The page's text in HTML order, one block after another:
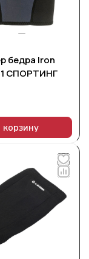
бедра Iron
СПОРТИНГ
корзину